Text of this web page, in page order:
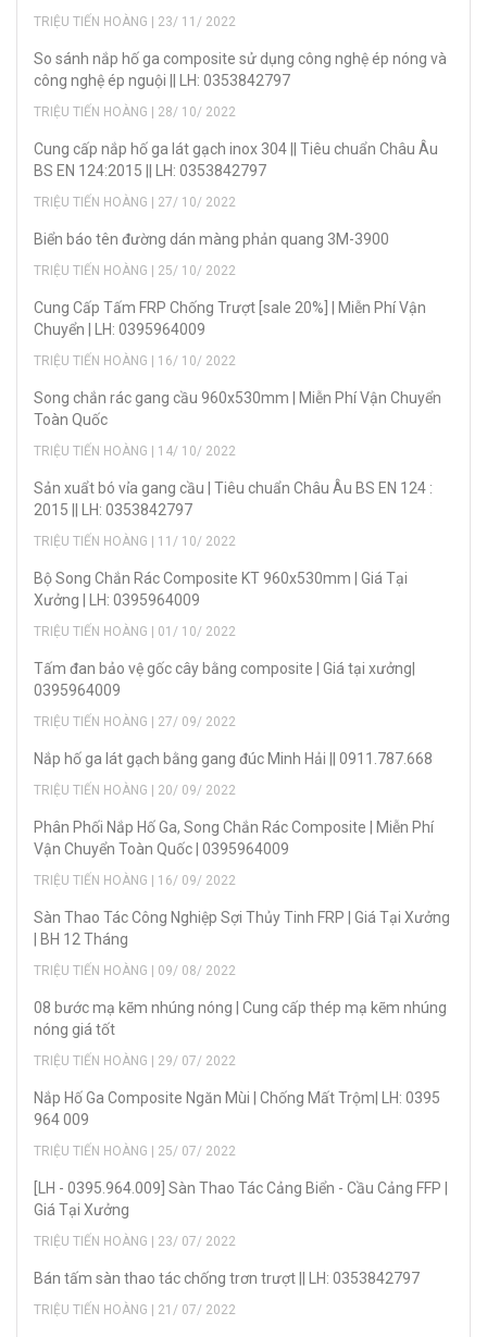
TRIỆU TIẾN HOÀNG | 23/ 11/ 2022
So sánh nắp hố ga composite sử dụng công nghệ ép nóng và
công nghệ ép nguội || LH: 0353842797
TRIỆU TIẾN HOÀNG | 28/ 10/ 2022
Cung cấp nắp hố ga lát gạch inox 304 || Tiêu chuẩn Châu Âu
BS EN 124:2015 || LH: 0353842797
TRIỆU TIẾN HOÀNG | 27/ 10/ 2022
Biển báo tên đường dán màng phản quang 3M-3900
TRIỆU TIẾN HOÀNG | 25/ 10/ 2022
Cung Cấp Tấm FRP Chống Trượt [sale 20%] | Miễn Phí Vận
Chuyển | LH: 0395964009
TRIỆU TIẾN HOÀNG | 16/ 10/ 2022
Song chắn rác gang cầu 960x530mm | Miễn Phí Vận Chuyển
Toàn Quốc
TRIỆU TIẾN HOÀNG | 14/ 10/ 2022
Sản xuẩt bó vỉa gang cầu | Tiêu chuẩn Châu Âu BS EN 124 :
2015 || LH: 0353842797
TRIỆU TIẾN HOÀNG | 11/ 10/ 2022
Bộ Song Chắn Rác Composite KT 960x530mm | Giá Tại
Xưởng | LH: 0395964009
TRIỆU TIẾN HOÀNG | 01/ 10/ 2022
Tấm đan bảo vệ gốc cây bằng composite | Giá tại xưởng|
0395964009
TRIỆU TIẾN HOÀNG | 27/ 09/ 2022
Nắp hố ga lát gạch bằng gang đúc Minh Hải || 0911.787.668
TRIỆU TIẾN HOÀNG | 20/ 09/ 2022
Phân Phối Nắp Hố Ga, Song Chắn Rác Composite | Miễn Phí
Vận Chuyển Toàn Quốc | 0395964009
TRIỆU TIẾN HOÀNG | 16/ 09/ 2022
Sàn Thao Tác Công Nghiệp Sợi Thủy Tinh FRP | Giá Tại Xưởng
| BH 12 Tháng
TRIỆU TIẾN HOÀNG | 09/ 08/ 2022
08 bước mạ kẽm nhúng nóng | Cung cấp thép mạ kẽm nhúng
nóng giá tốt
TRIỆU TIẾN HOÀNG | 29/ 07/ 2022
Nắp Hố Ga Composite Ngăn Mùi | Chống Mất Trộm| LH: 0395
964 009
TRIỆU TIẾN HOÀNG | 25/ 07/ 2022
[LH - 0395.964.009] Sàn Thao Tác Cảng Biển - Cầu Cảng FFP |
Giá Tại Xưởng
TRIỆU TIẾN HOÀNG | 23/ 07/ 2022
Bán tấm sàn thao tác chống trơn trượt || LH: 0353842797
TRIỆU TIẾN HOÀNG | 21/ 07/ 2022